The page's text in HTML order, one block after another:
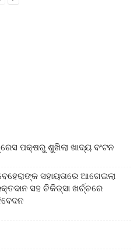
ପକ୍ଷରୁ ଶୁଖିଲା ଖାଦ୍ୟ ବଂଟନ
ସହାୟତାରେ ଆଗେଇଲା
ସହ ଚିକିତ୍ସା ଖର୍ଚ୍ଚରେ